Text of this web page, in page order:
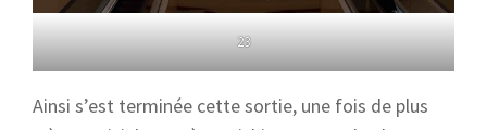
23
Ainsi s’est terminée cette sortie, une fois de plus